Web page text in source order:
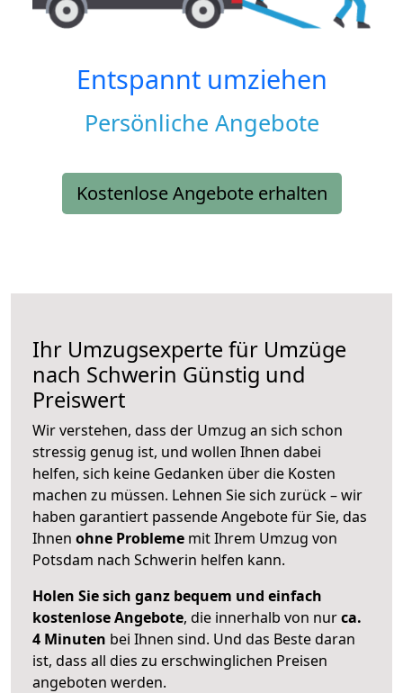
Entspannt umziehen
Persönliche Angebote
Kostenlose Angebote erhalten
Ihr Umzugsexperte für Umzüge
nach Schwerin Günstig und
Preiswert
Wir verstehen, dass der Umzug an sich schon
stressig genug ist, und wollen Ihnen dabei
helfen, sich keine Gedanken über die Kosten
machen zu müssen. Lehnen Sie sich zurück – wir
haben garantiert passende Angebote für Sie, das
Ihnen ohne Probleme mit Ihrem Umzug von
Potsdam nach Schwerin helfen kann.
Holen Sie sich ganz bequem und einfach
kostenlose Angebote, die innerhalb von nurca.
4 Minuten bei Ihnen sind. Und das Beste daran
ist, dass all dies zu erschwinglichen Preisen
angeboten werden.